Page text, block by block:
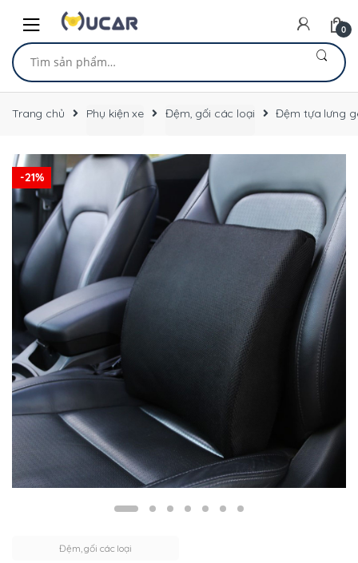
navigation
content
0
Tìm
kiếm:
Trang chủ Phụ kiện xe Đệm, gối các loại Đệm tựa lưng
-21%
Đệm, gối các loại